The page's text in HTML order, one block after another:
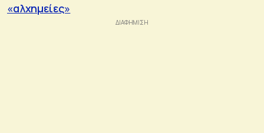
«αλχημείες»